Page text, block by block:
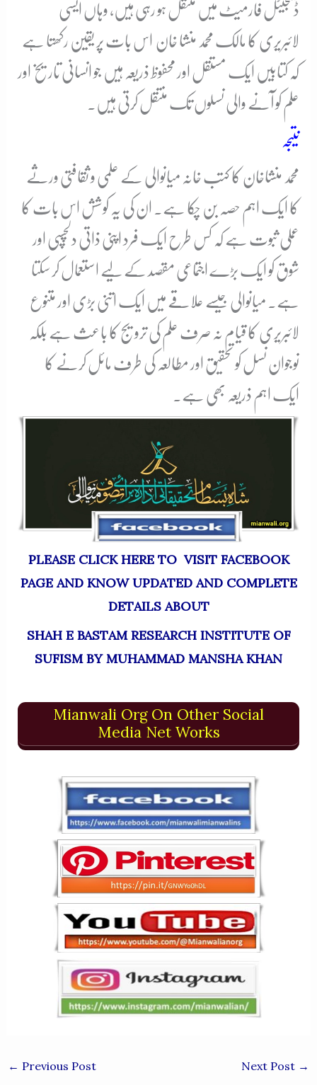
ڈیجیٹل فارمیٹ میں منتقل ہو رہی ہیں، وہاں ایسی
لائبریری کا مالک محمد منشا خان اس بات پر یقین رکھتا ہے
کہ کتابیں ایک مستقل اور محفوظ ذریعہ ہیں جو انسانی تاریخ اور
علم کو آنے والی نسلوں تک منتقل کرتی ہیں۔
نتیجہ
محمد منشاخان کا کتب خانہ میانوالی کے علمی و ثقافتی ورثے
کا ایک اہم حصہ بن چکا ہے۔ ان کی یہ کوشش اس بات کا
عملی ثبوت ہے کہ کس طرح ایک فرد اپنی ذاتی دلچسپی اور
شوق کو ایک بڑے اجتماعی مقصد کے لیے استعمال کر سکتا
ہے۔ میانوالی جیسے علاقے میں ایک اتنی بڑی اور متنوع
لائبریری کا قیام نہ صرف علم کی ترویج کا باعث ہے بلکہ
نوجوان نسل کو تحقیق اور مطالعہ کی طرف مائل کرنے کا
ایک اہم ذریعہ بھی ہے۔
PLEASE CLICK HERE TO VISIT FACEBOOK
PAGE AND KNOW UPDATED AND COMPLETE
DETAILS ABOUT
SHAH E BASTAM RESEARCH INSTITUTE OF
SUFISM BY MUHAMMAD MANSHA KHAN
Mianwali Org On Other Social
Media Net Works
← Previous Post Next Post →